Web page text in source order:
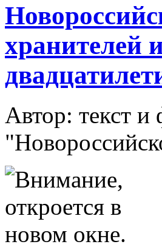
хранителей
Автор: текст